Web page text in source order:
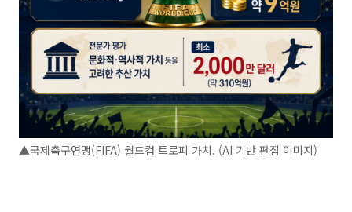
▲국제축구연맹(FIFA) 월드컵 트로피 가치. (AI 기반 편집 이미지)